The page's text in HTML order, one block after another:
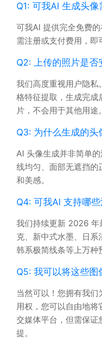
Q1: 可我AI 生成头像
可我AI 提供完全免费
需注册或支付费用，即
Q2: 上传的照片是否
我们高度重视用户隐
格特征提取，生成完成
片，不会用于其他用途。
Q3: 为什么生成的头
AI 头像生成并非简单
线均匀、面部无遮挡的
和美感。
Q4: 可我AI 支持哪
我们持续更新 2026 年
克、新中式水墨、日系
韩系极简线条等上万种
Q5: 我可以将这些图
当然可以！您拥有我
用权，您可以自由地
交媒体平台，但需保证
提。